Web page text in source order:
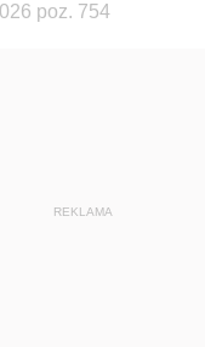
poz. 754
REKLAMA